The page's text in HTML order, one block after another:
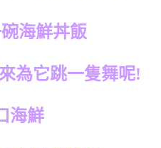
海鮮丼飯
為它跳一隻舞呢!
海鮮